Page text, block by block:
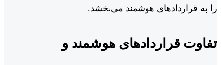
را به قراردادهای هوشمند می‌بخشد.
تفاوت قراردادهای هوشمند و